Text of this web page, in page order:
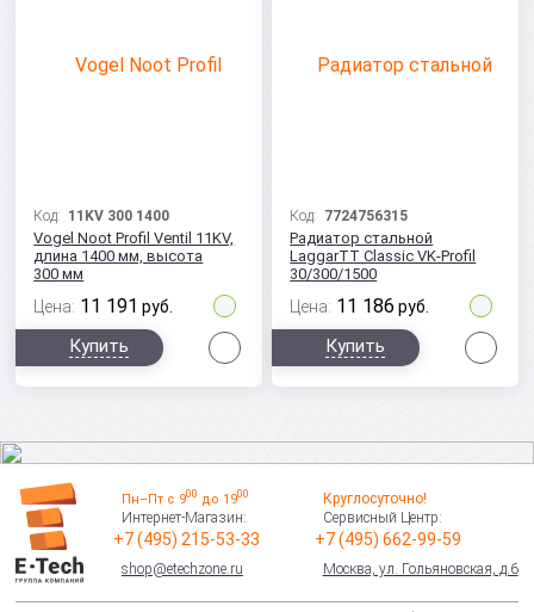
Код: 11KV 300 1400
Vogel Noot Profil Ventil 11KV,
длина 1400 мм, высота
300 мм
Цена: 11 191 руб.
Купить
Код: 7724756315
Радиатор стальной
LaggarTT Classic VK-Profil
30/300/1500
Цена: 11 186 руб.
Купить
Пн–Пт с 900 до 1900
Интернет-Магазин:
+7 (495) 215-53-33
shop@etechzone.ru
Круглосуточно!
Сервисный Центр:
+7 (495) 662-99-59
Москва, ул. Гольяновская, д.6